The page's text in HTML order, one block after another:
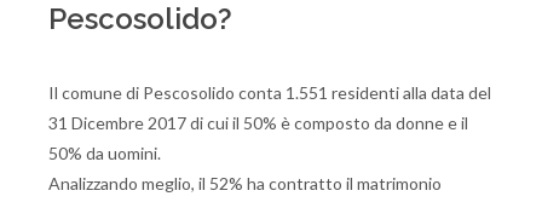
Pescosolido?
Il comune di Pescosolido conta 1.551 residenti alla data del
31 Dicembre 2017 di cui il 50% è composto da donne e il
50% da uomini.
Analizzando meglio, il 52% ha contratto il matrimonio